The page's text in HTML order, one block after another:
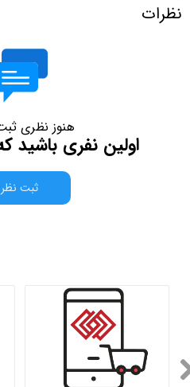
نظرات
هنوز نظری
اولین نفری باشید
ثبت نظر